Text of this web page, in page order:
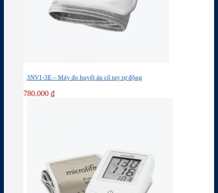
3NV1-3E – Máy đo huyết áp cổ tay tự động
780.000 ₫